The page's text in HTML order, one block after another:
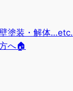
塗装・解体…etc.
へ🏠